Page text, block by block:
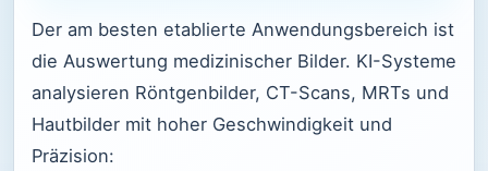
Der am besten etablierte Anwendungsbereich ist
die Auswertung medizinischer Bilder. KI-Systeme
analysieren Röntgenbilder, CT-Scans, MRTs und
Hautbilder mit hoher Geschwindigkeit und
Präzision: